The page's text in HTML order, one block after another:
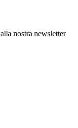
nostra newsletter